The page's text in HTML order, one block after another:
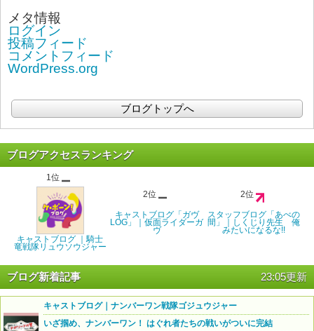
メタ情報
ログイン
投稿フィード
コメントフィード
WordPress.org
ブログトップへ
ブログアクセスランキング
1位
キャストブログ ｜騎士
竜戦隊リュウソウジャー
2位
キャストブログ「ガヴ
LOG」｜仮面ライダーガ
ヴ
2位
スタッフブログ「あべの
間」｜しくじり先生 俺
みたいになるな!!
ブログ新着記事 23:05更新
キャストブログ｜ナンバーワン戦隊ゴジュウジャー
いざ掴め、ナンバーワン！ はぐれ者たちの戦いがついに完結